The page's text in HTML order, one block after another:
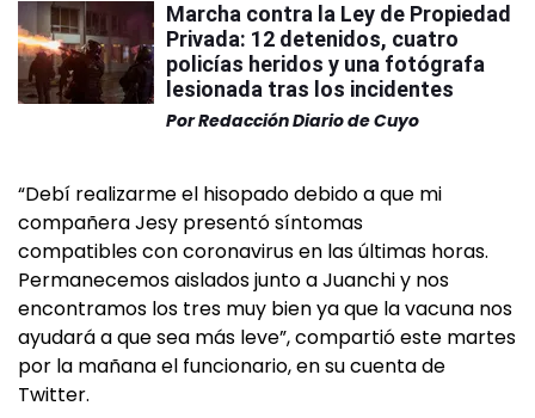
Marcha contra la Ley de Propiedad
Privada: 12 detenidos, cuatro
policías heridos y una fotógrafa
lesionada tras los incidentes
PorRedacción Diario de Cuyo
“Debí realizarme el hisopado debido a que mi
compañera Jesy presentó síntomas
compatibles con coronavirus en las últimas horas.
Permanecemos aislados junto a Juanchi y nos
encontramos los tres muy bien ya que la vacuna nos
ayudará a que sea más leve”, compartió este martes
por la mañana el funcionario, en su cuenta de
Twitter.